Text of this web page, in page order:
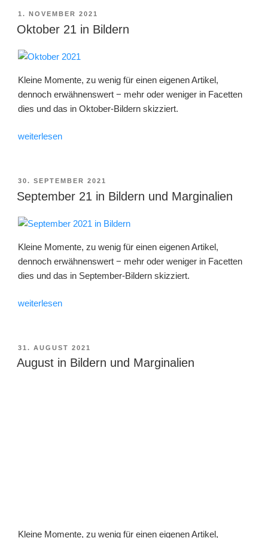
VERÖFFENTLICHT
AM
1. NOVEMBER 2021
Oktober 21 in Bildern
Kleine Momente, zu wenig für einen eigenen Artikel,
dennoch erwähnenswert − mehr oder weniger in Facetten
dies und das in Oktober-Bildern skizziert.
„Oktober
Bildern“
weiterlesen
VERÖFFENTLICHT
AM
30. SEPTEMBER 2021
September 21 in Bildern und Marginalien
Kleine Momente, zu wenig für einen eigenen Artikel,
dennoch erwähnenswert − mehr oder weniger in Facetten
dies und das in September-Bildern skizziert.
„September
Bildern
und
weiterlesen
VERÖFFENTLICHT
AM
31. AUGUST 2021
August in Bildern und Marginalien
Kleine Momente, zu wenig für einen eigenen Artikel,